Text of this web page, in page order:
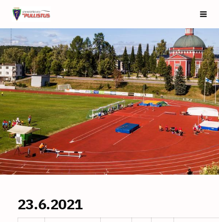
Siirry
sivun
sisältöön
Saarijärven Pullistus
23.6.2021